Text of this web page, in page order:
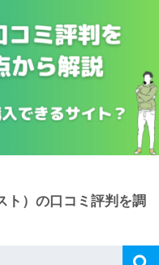
）の口コミ評判を調